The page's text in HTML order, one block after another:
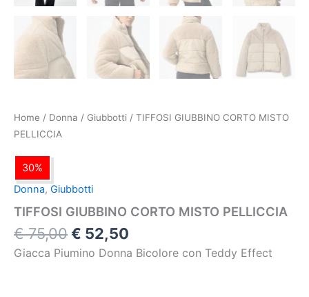
Home / Donna / Giubbotti / TIFFOSI GIUBBINO CORTO MISTO
PELLICCIA
30%
Donna, Giubbotti
TIFFOSI GIUBBINO CORTO MISTO PELLICCIA
€75,00€ 52,50
Giacca Piumino Donna Bicolore con Teddy Effect